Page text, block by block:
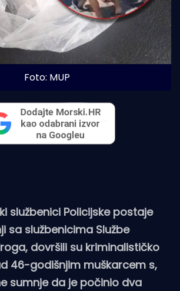
Foto: MUP
službenici Policijske postaje
sa službenicima Službe
dovršili su kriminalističko
46-godišnjim muškarcem s,
sumnje da je počinio dva